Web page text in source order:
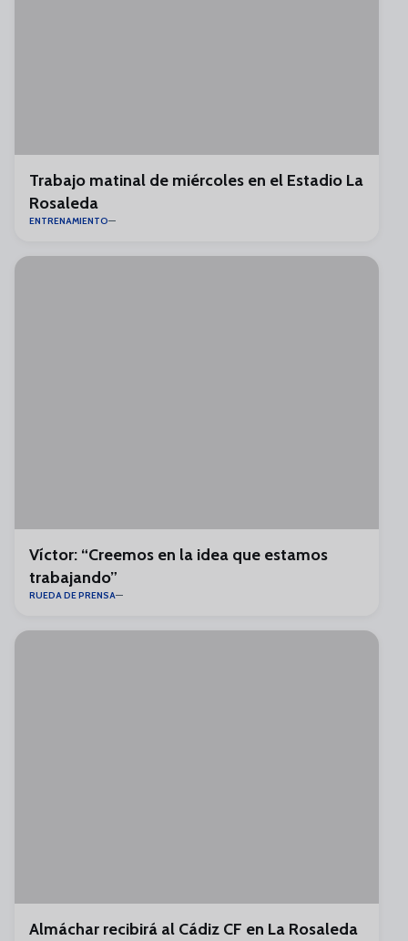
Trabajo matinal de miércoles en el Estadio La
Rosaleda
ENTRENAMIENTO
Víctor: “Creemos en la idea que estamos
trabajando”
RUEDA DE PRENSA
Almáchar recibirá al Cádiz CF en La Rosaleda